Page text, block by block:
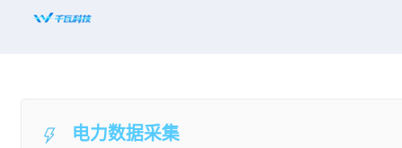
电力数据采集